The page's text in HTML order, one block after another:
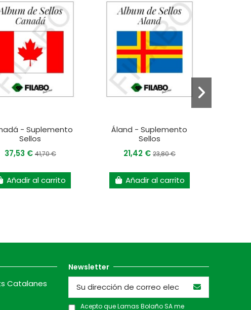
- Suplemento
Sellos
37,53 €41,70 €
Añadir al carrito
Áland - Suplemento
Sellos
21,42 € 23,80 €
Añadir al carrito
Catalanes
Newsletter
Acepto que Lamas Bolaño SA me